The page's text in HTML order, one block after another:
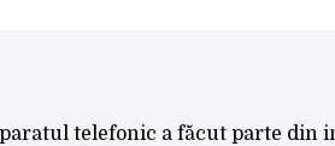
telefonic a făcut parte din